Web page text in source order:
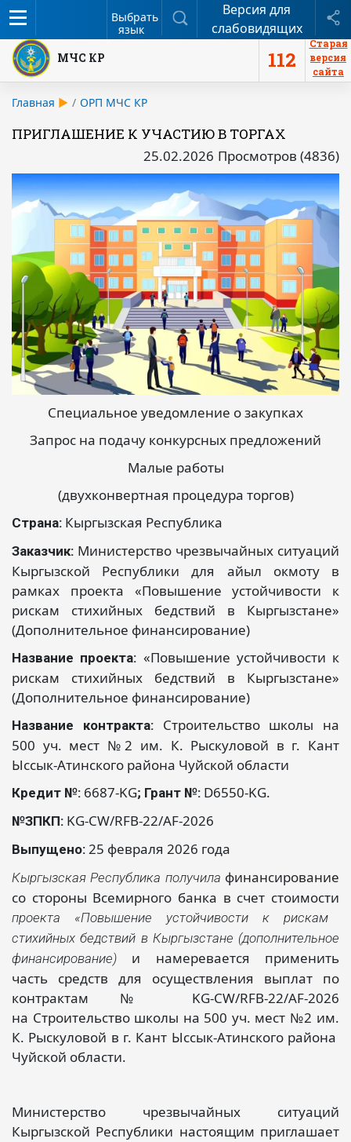
Меню
Выбрать
язык
ПоискВерсия для
слабовидящих
МЧС КР 112
Старая
версия
сайта
Главная ОРП МЧС КР
ПРИГЛАШЕНИЕ К УЧАСТИЮ В ТОРГАХ
25.02.2026 Просмотров (4836)
Специальное уведомление о закупках
Запрос на подачу конкурсных предложений
Малые работы
(двухконвертная процедура торгов)
Страна: Кыргызская Республика
Заказчик: Министерство чрезвычайных ситуаций
Кыргызской Республики для айыл окмоту в
рамках проекта «Повышение устойчивости к
рискам стихийных бедствий в Кыргызстане»
(Дополнительное финансирование)
Название проекта: «Повышение устойчивости к
рискам стихийных бедствий в Кыргызстане»
(Дополнительное финансирование)
Название контракта: Строительство школы на
500 уч. мест №2 им. К. Рыскуловой в г. Кант
Ыссык-Атинского района Чуйской области
Кредит №: 6687-KG; Грант №: D6550-KG.
№ЗПКП: KG-CW/RFB-22/AF-2026
Выпущено: 25 февраля 2026 года
Кыргызская Республика получила финансирование
со стороны Всемирного банка в счет стоимости
проекта «Повышение устойчивости к рискам
стихийных бедствий в Кыргызстане (дополнительное
финансирование) и намеревается применить
часть средств для осуществления выплат по
контрактам № KG-CW/RFB-22/AF-2026
на Строительство школы на 500 уч. мест №2 им.
К. Рыскуловой в г. Кант Ыссык-Атинского района
Чуйской области.
Министерство чрезвычайных ситуаций
Кыргызской Республики настоящим приглашает